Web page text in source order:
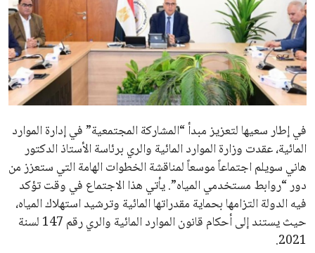
فن وثقافة
علوم وتكنولوجيا
المرأة والجمال
حوادث
محافظات
في إطار سعيها لتعزيز مبدأ “المشاركة المجتمعية” في إدارة الموارد
المائية، عقدت وزارة الموارد المائية والري برئاسة الأستاذ الدكتور
هاني سويلم اجتماعاً موسعاً لمناقشة الخطوات الهامة التي ستعزز من
دور “روابط مستخدمي المياه”. يأتي هذا الاجتماع في وقت تؤكد
فيه الدولة التزامها بحماية مقدراتها المائية وترشيد استهلاك المياه،
حيث يستند إلى أحكام قانون الموارد المائية والري رقم 147 لسنة
2021.